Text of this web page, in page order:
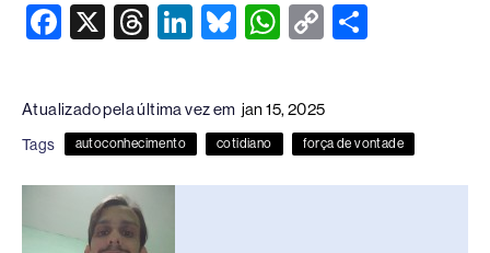
F
e
b
o
o
X
T
a
d
s
Li
e
dI
n
Bl
sk
y
W
s
A
p
C
y
Li
n
e
Atualizado pela última vez em jan 15, 2025
Tags autoconhecimento cotidiano força de vontade